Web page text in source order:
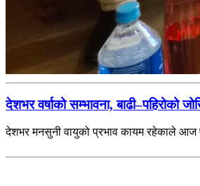
देशभर वर्षाको सम्भावना, बाढी–पहिरोको
देशभर मनसुनी वायुको प्रभाव कायम रहेकाले आज